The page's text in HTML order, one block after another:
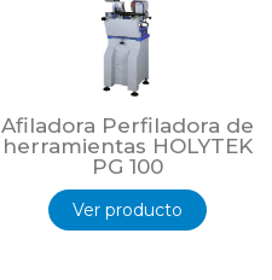
Afiladora Perfiladora de
herramientas HOLYTEK
PG 100
Ver producto